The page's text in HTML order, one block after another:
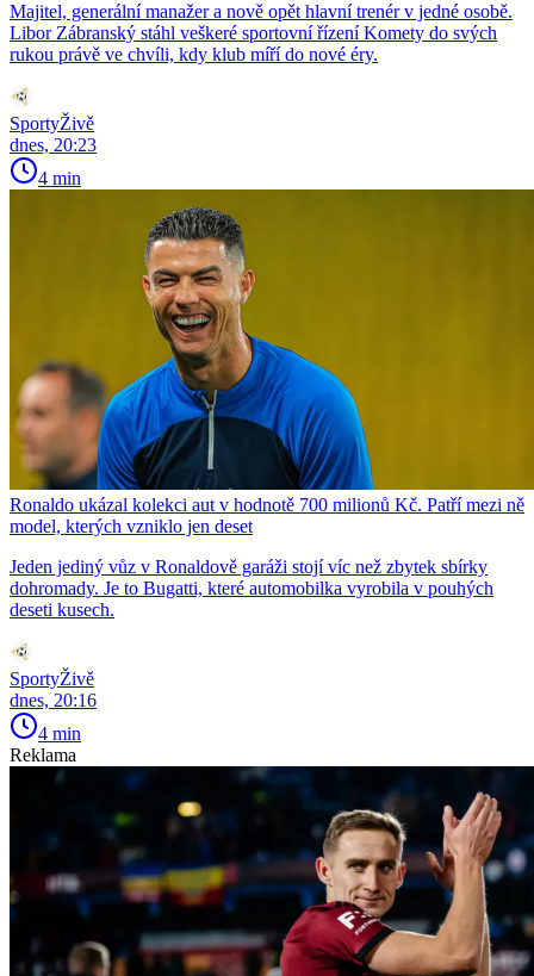
Majitel, generální manažer a nově opět hlavní trenér v jedné osobě.
Libor Zábranský stáhl veškeré sportovní řízení Komety do svých
rukou právě ve chvíli, kdy klub míří do nové éry.
SportyŽivě
dnes, 20:23
4 min
Ronaldo ukázal kolekci aut v hodnotě 700 milionů Kč. Patří mezi ně
model, kterých vzniklo jen deset
Jeden jediný vůz v Ronaldově garáži stojí víc než zbytek sbírky
dohromady. Je to Bugatti, které automobilka vyrobila v pouhých
deseti kusech.
SportyŽivě
dnes, 20:16
4 min
Reklama